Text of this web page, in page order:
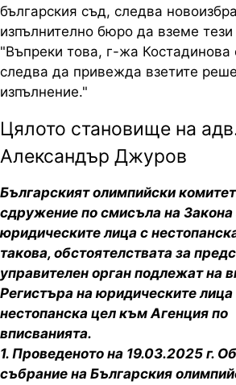
българския съд, следва
изпълнително бюро да вземе
"Въпреки това, г-жа Костадинова
следва да привежда взетите
изпълнение."
Цялото становище на
Александър Джуров
Българският олимпийски
сдружение по смисъла на Закона
юридическите лица с
такова, обстоятелствата за
управителен орган подлежат на
Регистъра на юридическите лица
нестопанска цел към Агенция по
вписванията.
1. Проведеното на 19.03.2025 г.
събрание на Българския